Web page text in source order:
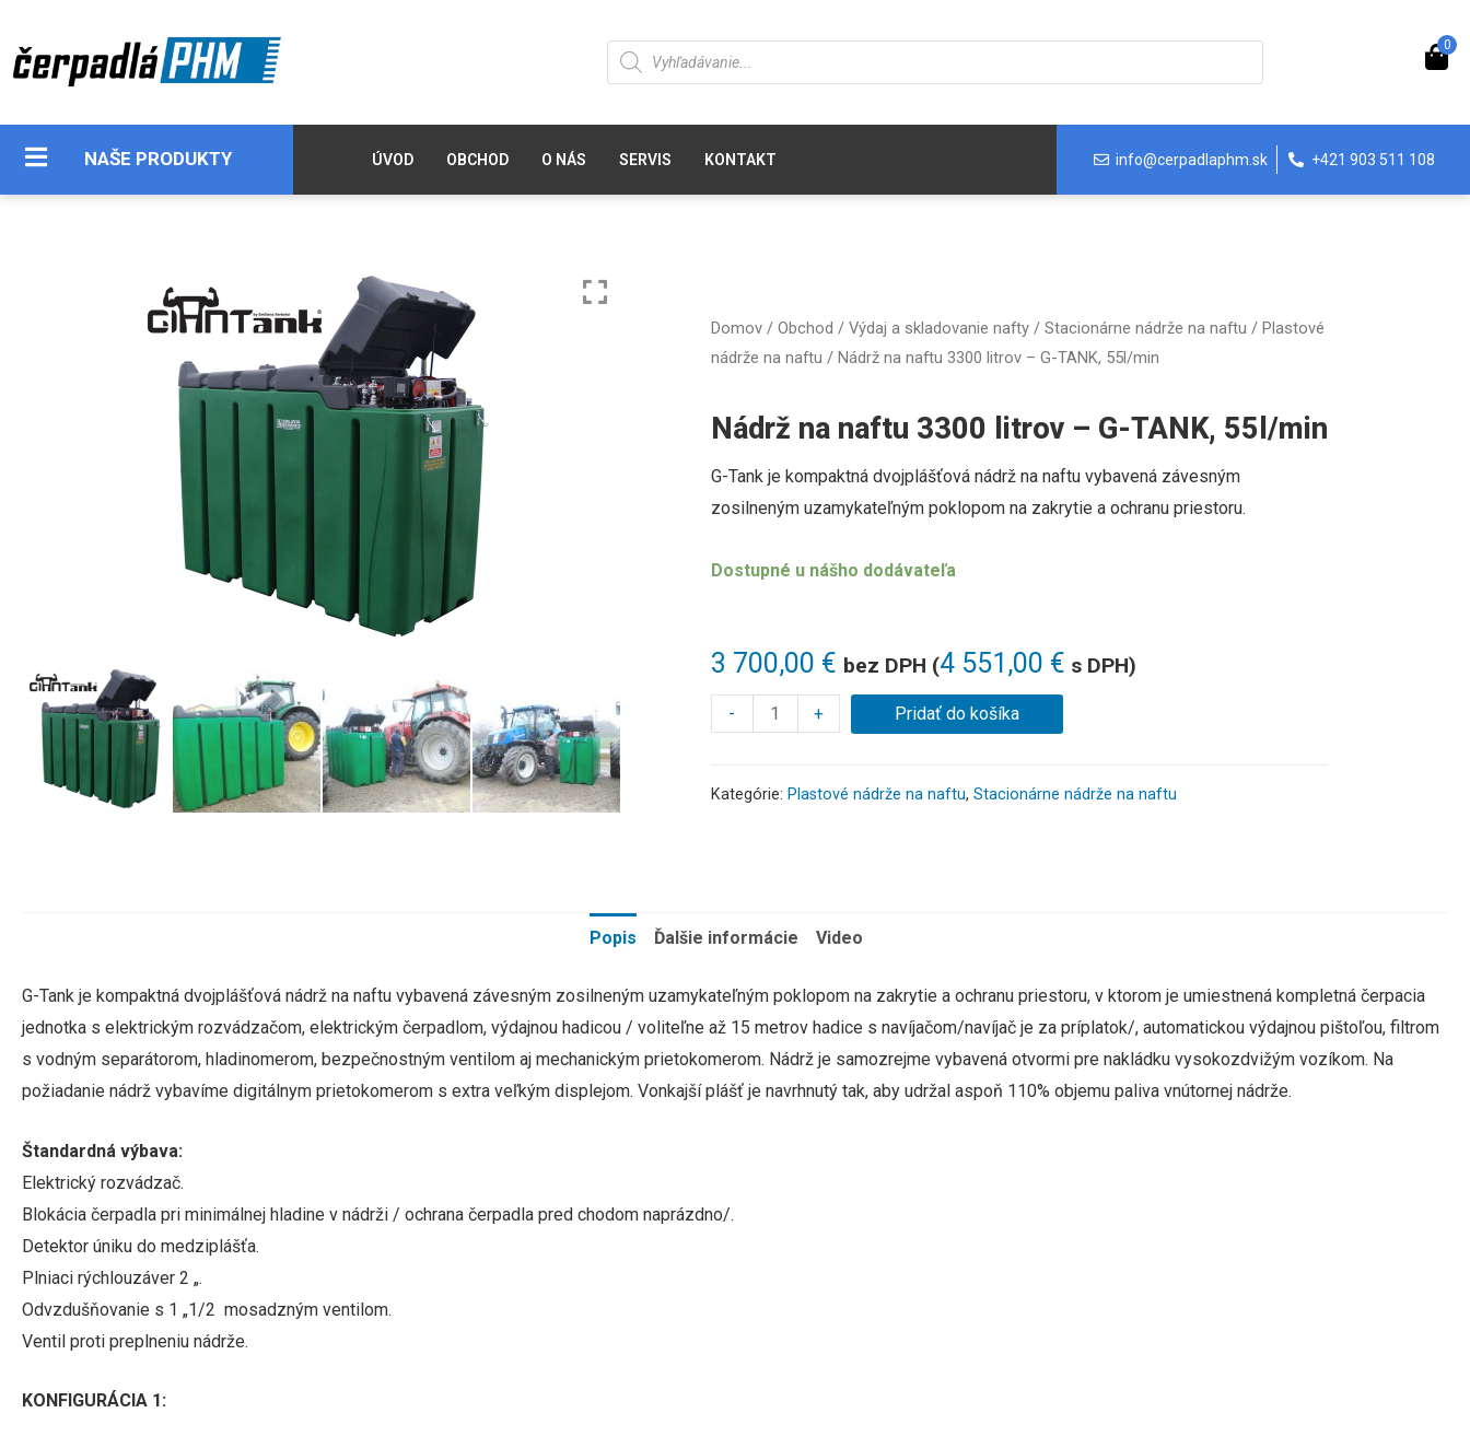
0
NAŠE PRODUKTY ÚVOD OBCHOD O NÁS SERVIS KONTAKT info@cerpadlaphm.sk +421 903 511 108
Domov/ Obchod / Výdaj a skladovanie nafty/ Stacionárne nádrže na naftu / Plastové
nádrže na naftu / Nádrž na naftu 3300 litrov – G-TANK, 55l/min
Nádrž na naftu 3300 litrov – G-TANK, 55l/min
3 700,00 € bez DPH (4 551,00 € s DPH)
G-Tank je kompaktná dvojplášťová nádrž na naftu vybavená závesným
zosilneným uzamykateľným poklopom na zakrytie a ochranu priestoru.
Dostupné u nášho dodávateľa
- + Pridať do košíka
Kategórie: Plastové nádrže na naftu, Stacionárne nádrže na naftu
Popis Ďalšie informácie Video
G-Tank je kompaktná dvojplášťová nádrž na naftu vybavená závesným zosilneným uzamykateľným poklopom na zakrytie a ochranu priestoru, v ktorom je umiestnená kompletná čerpacia
jednotka s elektrickým rozvádzačom, elektrickým čerpadlom, výdajnou hadicou / voliteľne až 15 metrov hadice s navíjačom/navíjač je za príplatok/, automatickou výdajnou pištoľou, filtrom
s vodným separátorom, hladinomerom, bezpečnostným ventilom aj mechanickým prietokomerom. Nádrž je samozrejme vybavená otvormi pre nakládku vysokozdvižým vozíkom. Na
požiadanie nádrž vybavíme digitálnym prietokomerom s extra veľkým displejom. Vonkajší plášť je navrhnutý tak, aby udržal aspoň 110% objemu paliva vnútornej nádrže.
Štandardná výbava:
Elektrický rozvádzač.
Blokácia čerpadla pri minimálnej hladine v nádrži / ochrana čerpadla pred chodom naprázdno/.
Detektor úniku do medziplášťa.
Plniaci rýchlouzáver 2 „.
Odvzdušňovanie s 1 „1/2 mosadzným ventilom.
Ventil proti preplneniu nádrže.
KONFIGURÁCIA 1: